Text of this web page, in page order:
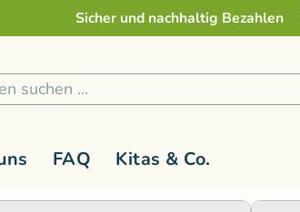
Sicher und nachhaltig Bezahlen
FAQ Kitas & Co.
1/2